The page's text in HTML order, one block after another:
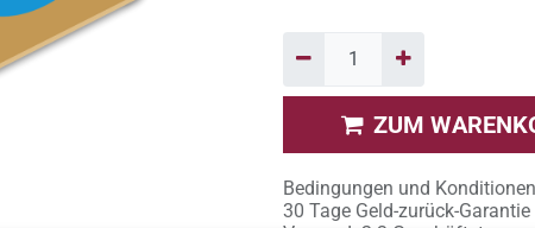
ZUM
Bedingungen und Konditionen
30 Tage Geld-zurück-Garantie